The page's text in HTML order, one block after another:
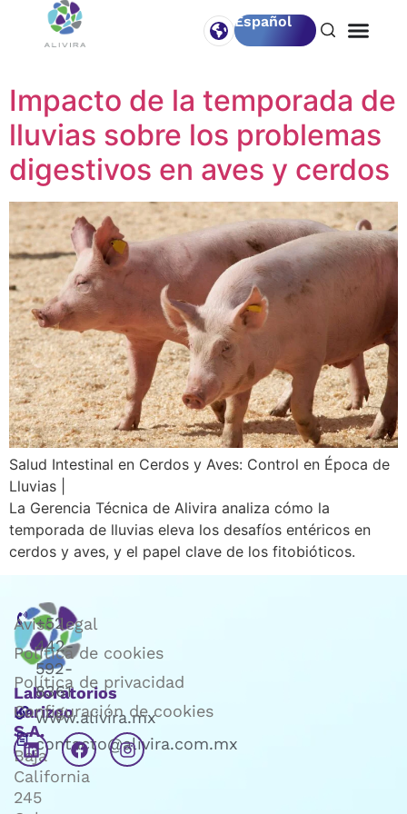
Español
Etiqueta: cerdos
Impacto de la temporada de
lluvias sobre los problemas
digestivos en aves y cerdos
Salud Intestinal en Cerdos y Aves: Control en Época de
Lluvias |
La Gerencia Técnica de Alivira analiza cómo la
temporada de lluvias eleva los desafíos entéricos en
cerdos y aves, y el papel clave de los fitobióticos.
Laboratorios
Karizoo
S.A.
Baja
California
245
+52
442-
592-
8361
www.alivira.mx
contacto@alivira.com.mx
Aviso legal
Política de cookies
Política de privacidad
Configuración de cookies